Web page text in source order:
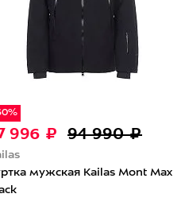
996 ₽ 94 990 ₽
мужская Kailas Mont Max